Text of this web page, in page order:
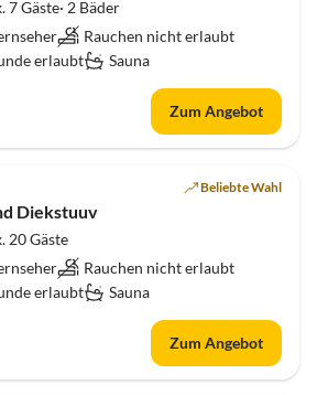
7 Gäste· 2 Bäder
Rauchen nicht erlaubt
erlaubt
Sauna
Zum Angebot
Beliebte Wahl
Diekstuuv
20 Gäste
Rauchen nicht erlaubt
erlaubt
Sauna
Zum Angebot